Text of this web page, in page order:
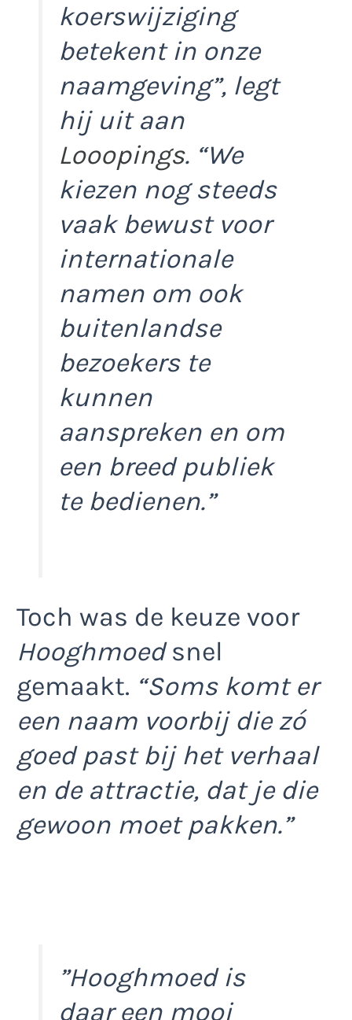
koerswijziging
betekent in onze
naamgeving”, legt
hij uit aan
Looopings. “We
kiezen nog steeds
vaak bewust voor
internationale
namen om ook
buitenlandse
bezoekers te
kunnen
aanspreken en om
een breed publiek
te bedienen.”
Toch was de keuze voor
Hooghmoedsnel
gemaakt. “Soms komt er
een naam voorbij die zó
goed past bij het verhaal
en de attractie, dat je die
gewoon moet pakken.”
”Hooghmoed is
daar een mooi